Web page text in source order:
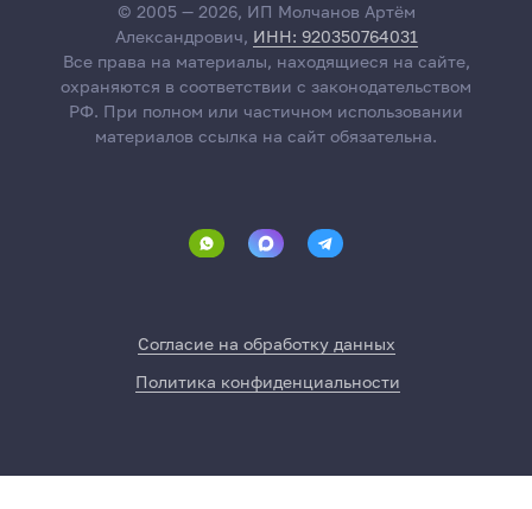
Согласие на обработку данных
Политика конфиденциальности
© 2005 — 2026, ИП Молчанов Артём
Александрович, ИНН: 920350764031
Все права на материалы, находящиеся на сайте,
охраняются в соответствии с законодательством
РФ. При полном или частичном использовании
материалов ссылка на сайт обязательна.